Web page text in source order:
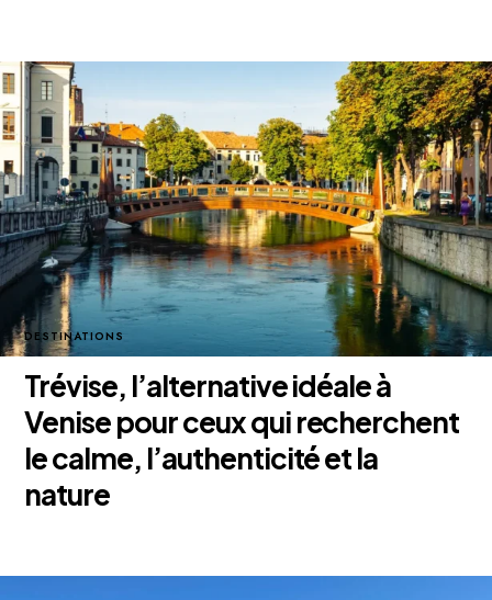
DESTINATIONS
Trévise, l’alternative idéale à
Venise pour ceux qui recherchent
le calme, l’authenticité et la
nature